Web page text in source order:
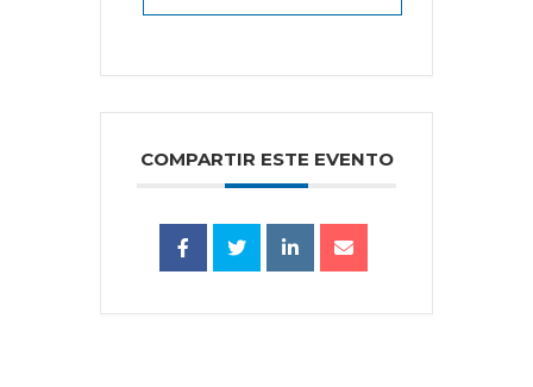
COMPARTIR ESTE EVENTO